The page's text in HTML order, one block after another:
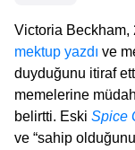
Victoria Beckham,
mektup yazdı ve
duyduğunu itiraf
memelerine
belirtti. Eski Spice
ve “sahip